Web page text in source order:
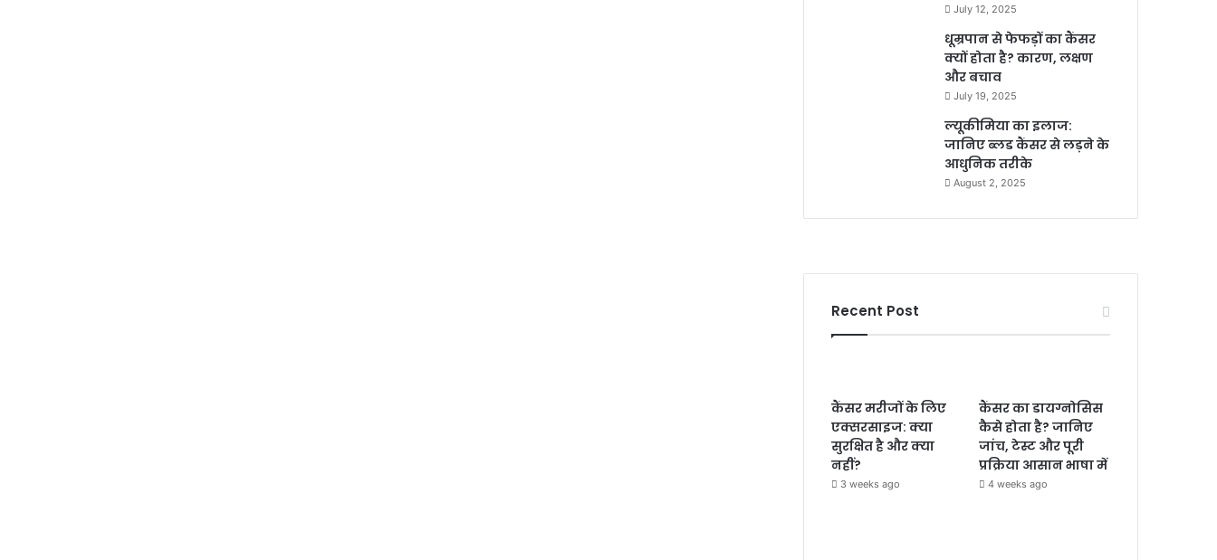
July 12, 2025
धूम्रपान से फेफड़ों का कैंसर
क्यों होता है? कारण, लक्षण
और बचाव
July 19, 2025
ल्यूकीमिया का इलाज:
जानिए ब्लड कैंसर से लड़ने के
आधुनिक तरीके
August 2, 2025
Recent Post
कैंसर मरीजों के लिए
एक्सरसाइज: क्या
सुरक्षित है और क्या
नहीं?
3 weeks ago
कैंसर का डायग्नोसिस
कैसे होता है? जानिए
जांच, टेस्ट और पूरी
प्रक्रिया आसान भाषा में
4 weeks ago